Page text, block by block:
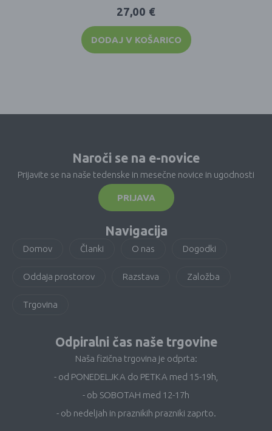
27,00 €
DODAJ V KOŠARICO
Naroči se na e-novice
Prijavite se na naše tedenske in mesečne novice in ugodnosti
PRIJAVA
Navigacija
Domov Članki O nas Dogodki
Oddaja prostorov Razstava Založba
Trgovina
Odpiralni čas naše trgovine
Naša fizična trgovina je odprta:
- od PONEDELJKA do PETKA med 15-19h,
- ob SOBOTAH med 12-17h
- ob nedeljah in praznikih prazniki zaprto.